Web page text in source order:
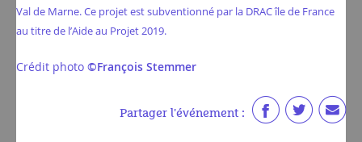
Val de Marne. Ce projet est subventionné par la DRAC île de France
au titre de l’Aide au Projet 2019.
Crédit photo ©François Stemmer
Partager l'événement :